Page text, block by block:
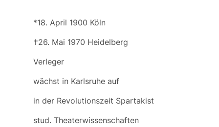
*18. April 1900 Köln
†26. Mai 1970 Heidelberg
Verleger
wächst in Karlsruhe auf
in der Revolutionszeit Spartakist
stud. Theaterwissenschaften